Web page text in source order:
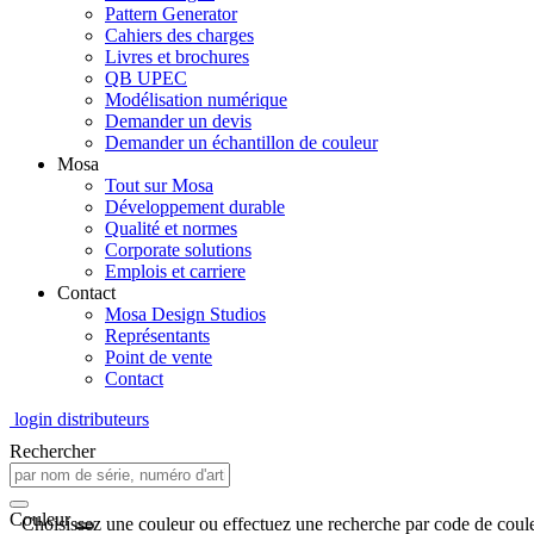
Pattern Generator
Cahiers des charges
Livres et brochures
QB UPEC
Modélisation numérique
Demander un devis
Demander un échantillon de couleur
Mosa
Tout sur Mosa
Développement durable
Qualité et normes
Corporate solutions
Emplois et carriere
Contact
Mosa Design Studios
Représentants
Point de vente
Contact
login distributeurs
Rechercher
Couleur
Choisissez une couleur ou effectuez une recherche par code de